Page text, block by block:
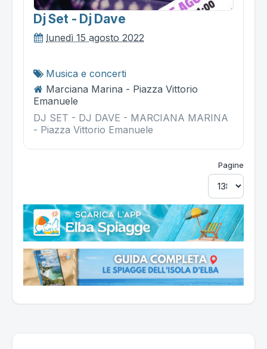
Dj Set - Dj Dave
lunedì 15 agosto 2022
Musica e concerti
Marciana Marina - Piazza Vittorio
Emanuele
DJ SET - DJ DAVE - MARCIANA MARINA
- Piazza Vittorio Emanuele
Pagine